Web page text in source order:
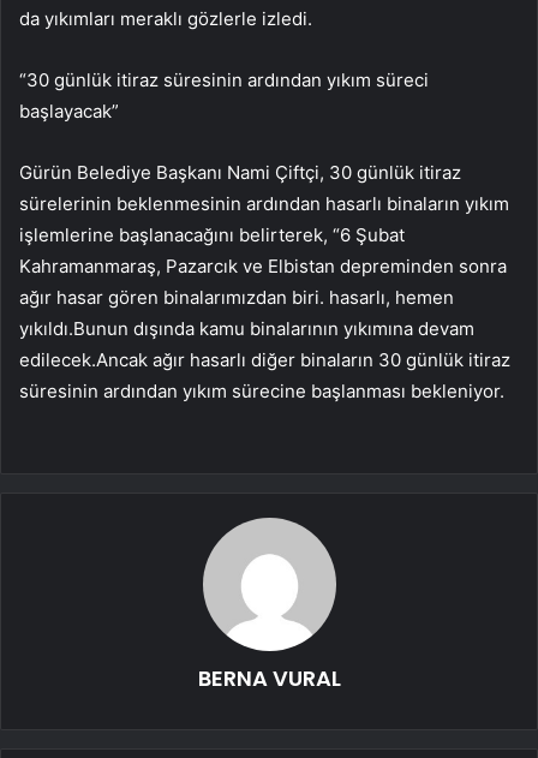
da yıkımları meraklı gözlerle izledi.
“30 günlük itiraz süresinin ardından yıkım süreci
başlayacak”
Gürün Belediye Başkanı Nami Çiftçi, 30 günlük itiraz
sürelerinin beklenmesinin ardından hasarlı binaların yıkım
işlemlerine başlanacağını belirterek, “6 Şubat
Kahramanmaraş, Pazarcık ve Elbistan depreminden sonra
ağır hasar gören binalarımızdan biri. hasarlı, hemen
yıkıldı.Bunun dışında kamu binalarının yıkımına devam
edilecek.Ancak ağır hasarlı diğer binaların 30 günlük itiraz
süresinin ardından yıkım sürecine başlanması bekleniyor.
BERNA VURAL